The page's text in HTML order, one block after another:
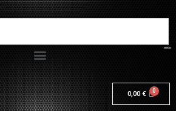
0,00€